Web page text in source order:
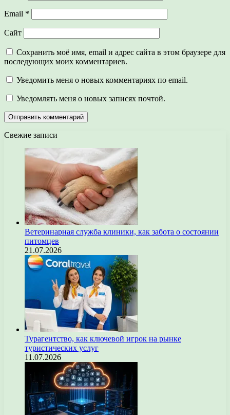
Email *
Сайт
Сохранить моё имя, email и адрес сайта в этом браузере для
последующих моих комментариев.
Уведомить меня о новых комментариях по email.
Уведомлять меня о новых записях почтой.
Свежие записи
Ветеринарная служба клиники, как забота о состоянии
питомцев
21.07.2026
Турагентство, как ключевой игрок на рынке
туристических услуг
11.07.2026